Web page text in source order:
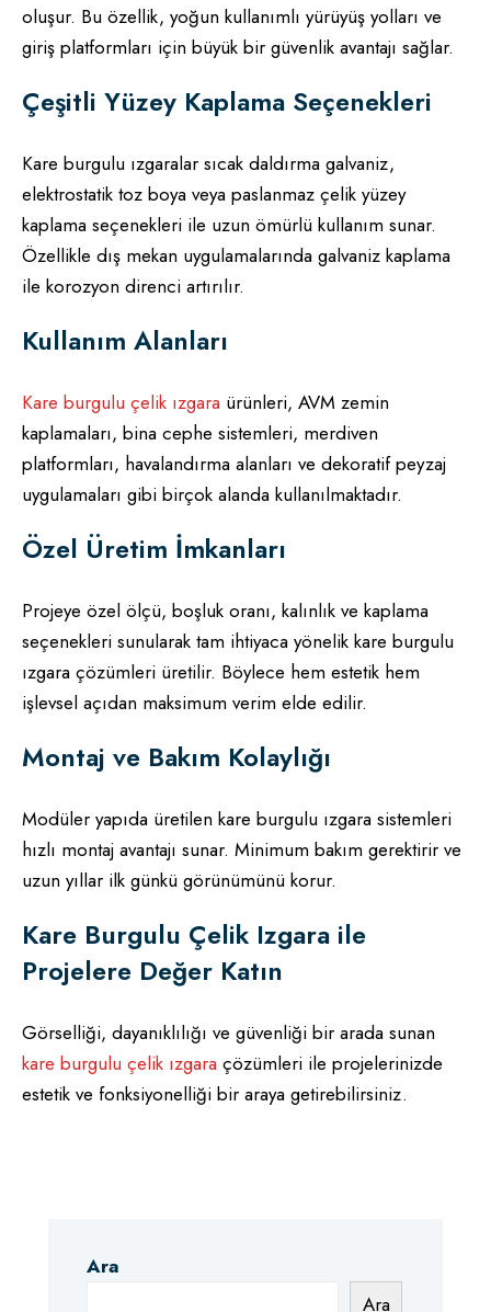
oluşur. Bu özellik, yoğun kullanımlı yürüyüş yolları ve
giriş platformları için büyük bir güvenlik avantajı sağlar.
Çeşitli Yüzey Kaplama Seçenekleri
Kare burgulu ızgaralar sıcak daldırma galvaniz,
elektrostatik toz boya veya paslanmaz çelik yüzey
kaplama seçenekleri ile uzun ömürlü kullanım sunar.
Özellikle dış mekan uygulamalarında galvaniz kaplama
ile korozyon direnci artırılır.
Kullanım Alanları
Kare burgulu çelik ızgara ürünleri, AVM zemin
kaplamaları, bina cephe sistemleri, merdiven
platformları, havalandırma alanları ve dekoratif peyzaj
uygulamaları gibi birçok alanda kullanılmaktadır.
Özel Üretim İmkanları
Projeye özel ölçü, boşluk oranı, kalınlık ve kaplama
seçenekleri sunularak tam ihtiyaca yönelik kare burgulu
ızgara çözümleri üretilir. Böylece hem estetik hem
işlevsel açıdan maksimum verim elde edilir.
Montaj ve Bakım Kolaylığı
Modüler yapıda üretilen kare burgulu ızgara sistemleri
hızlı montaj avantajı sunar. Minimum bakım gerektirir ve
uzun yıllar ilk günkü görünümünü korur.
Kare Burgulu Çelik Izgara ile
Projelere Değer Katın
Görselliği, dayanıklılığı ve güvenliği bir arada sunan
kare burgulu çelik ızgara çözümleri ile projelerinizde
estetik ve fonksiyonelliği bir araya getirebilirsiniz.
Ara
Ara